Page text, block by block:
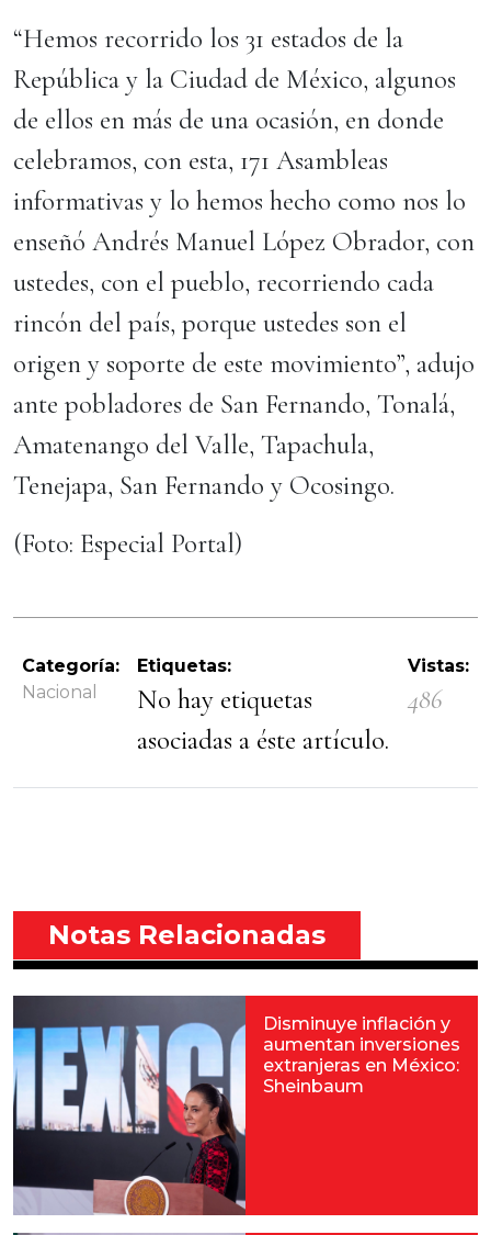
“Hemos recorrido los 31 estados de la
República y la Ciudad de México, algunos
de ellos en más de una ocasión, en donde
celebramos, con esta, 171 Asambleas
informativas y lo hemos hecho como nos lo
enseñó Andrés Manuel López Obrador, con
ustedes, con el pueblo, recorriendo cada
rincón del país, porque ustedes son el
origen y soporte de este movimiento”, adujo
ante pobladores de San Fernando, Tonalá,
Amatenango del Valle, Tapachula,
Tenejapa, San Fernando y Ocosingo.
(Foto: Especial Portal)
Categoría:
Nacional
Etiquetas:
No hay etiquetas
asociadas a éste artículo.
Vistas:
486
Notas Relacionadas
Disminuye inflación y
aumentan inversiones
extranjeras en México:
Sheinbaum